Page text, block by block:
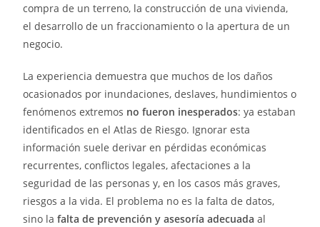
compra de un terreno, la construcción de una vivienda,
el desarrollo de un fraccionamiento o la apertura de un
negocio.
La experiencia demuestra que muchos de los daños
ocasionados por inundaciones, deslaves, hundimientos o
fenómenos extremos no fueron inesperados: ya estaban
identificados en el Atlas de Riesgo. Ignorar esta
información suele derivar en pérdidas económicas
recurrentes, conflictos legales, afectaciones a la
seguridad de las personas y, en los casos más graves,
riesgos a la vida. El problema no es la falta de datos,
sino lafalta de prevención y asesoría adecuada al